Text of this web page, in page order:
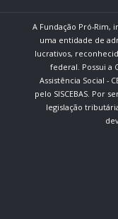
A Fundação Pró-Rim,
uma entidade de
lucrativos,
federal. Possui a
Assistência Social -
pelo SISCEBAS. Por
legislação